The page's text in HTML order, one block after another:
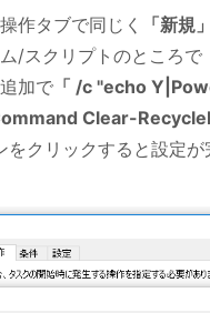
操作タブで同じく 「新規
/スクリプトのところで
加で 「 /c "echo
Clear-
をクリックすると設定が